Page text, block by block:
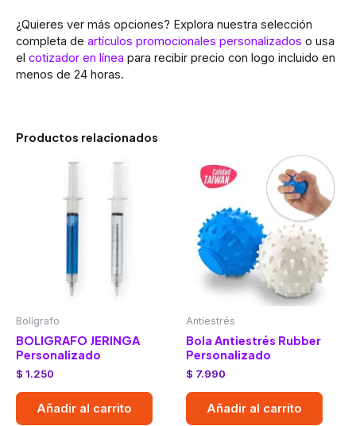
¿Quieres ver más opciones? Explora nuestra selección
completa de artículos promocionales personalizados o usa
el cotizador en línea para recibir precio con logo incluido en
menos de 24 horas.
Productos relacionados
Bolígrafo
BOLIGRAFO JERINGA
Personalizado
$ 1.250
Añadir al carrito
Antiestrés
Bola Antiestrés Rubber
Personalizado
$ 7.990
Añadir al carrito